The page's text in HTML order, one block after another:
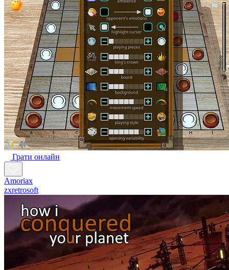
Грати онлайн
Amoriax
zxretrosoft